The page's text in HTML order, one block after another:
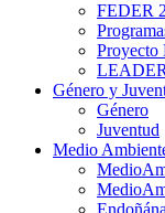
FEDER
Proyecto
Género y
Género
Juventud
Medio